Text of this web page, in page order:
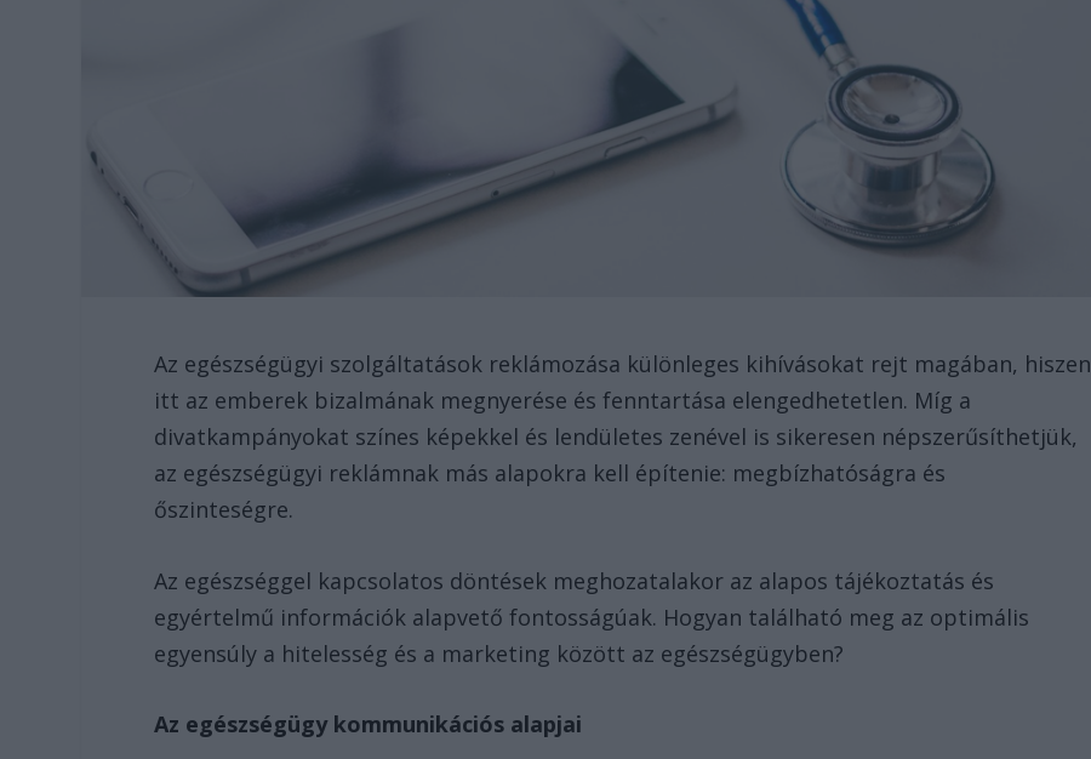
Az egészségügyi szolgáltatások reklámozása különleges kihívásokat rejt magában, hiszen
itt az emberek bizalmának megnyerése és fenntartása elengedhetetlen. Míg a
divatkampányokat színes képekkel és lendületes zenével is sikeresen népszerűsíthetjük,
az egészségügyi reklámnak más alapokra kell építenie: megbízhatóságra és
őszinteségre.
Az egészséggel kapcsolatos döntések meghozatalakor az alapos tájékoztatás és
egyértelmű információk alapvető fontosságúak. Hogyan található meg az optimális
egyensúly a hitelesség és a marketing között az egészségügyben?
Az egészségügy kommunikációs alapjai